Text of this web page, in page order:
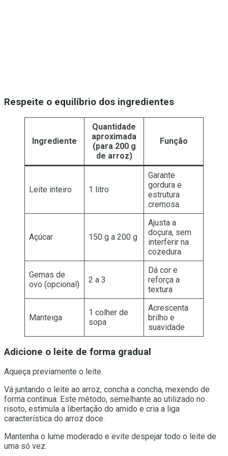
Respeite o equilíbrio dos ingredientes
Ingrediente
Quantidade
aproximada
(para 200 g
de arroz)
Função
Leite inteiro 1 litro
Garante
gordura e
estrutura
cremosa
Açúcar 150 g a 200 g
Ajusta a
doçura, sem
interferir na
cozedura
Gemas de
ovo (opcional)
2 a 3
Dá cor e
reforça a
textura
Manteiga
1 colher de
sopa
Acrescenta
brilho e
suavidade
Adicione o leite de forma gradual
Aqueça previamente o leite.
Vá juntando o leite ao arroz, concha a concha, mexendo de
forma contínua. Este método, semelhante ao utilizado no
risoto, estimula a libertação do amido e cria a liga
característica do arroz doce.
Mantenha o lume moderado e evite despejar todo o leite de
uma só vez.